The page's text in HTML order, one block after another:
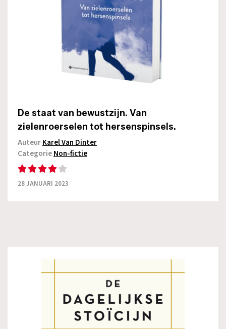
De staat van bewustzijn. Van
zielenroerselen tot hersenspinsels.
AuteurKarel Van Dinter
CategorieNon-fictie
28 JANUARI 2023